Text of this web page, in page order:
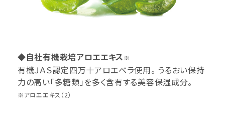
◆自社有機栽培アロエエキス※
有機ＪＡＳ認定四万十アロエベラ使用。 うるおい保持
力の高い「多糖類」を多く含有する美容保湿成分。
※アロエエキス（2）